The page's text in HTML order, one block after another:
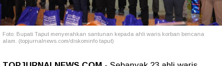
Foto: Bupati Taput menyerahkan santunan kepada ahli waris korban bencana
alam. (topjurnalnews.com/diskominfo taput)